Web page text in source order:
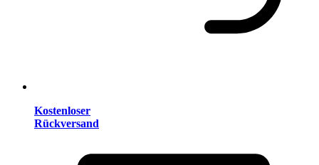
Kostenloser
Rückversand